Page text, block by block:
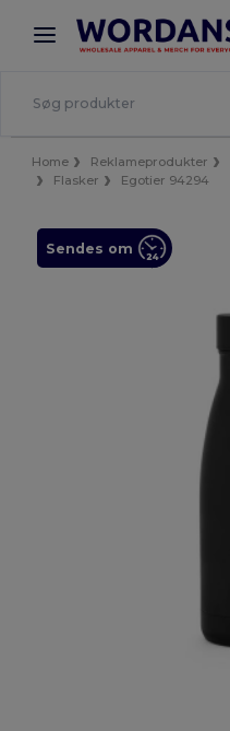
× Wordans-app
Bedre priser i appen!
Home Reklameprodukter
Flasker
Egotier 94294
Sendes om